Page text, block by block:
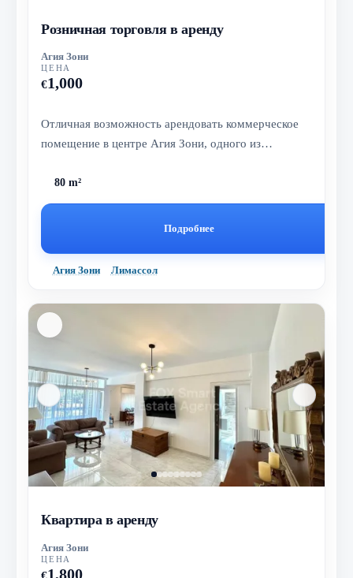
Розничная торговля в аренду
Агия Зони
ЦЕНА
€1,000
Отличная возможность арендовать коммерческое
помещение в центре Агия Зони, одного из
80 m²
Подробнее
Агия Зони Лимассол
Квартира в аренду
Агия Зони
ЦЕНА
€1,800